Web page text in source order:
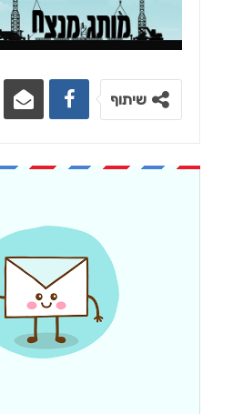
שיתוף